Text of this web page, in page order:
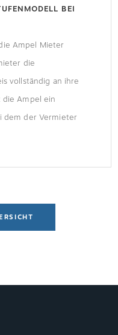
BEI
Ampel Mieter
die
vollständig an ihre
Ampel ein
dem der Vermieter